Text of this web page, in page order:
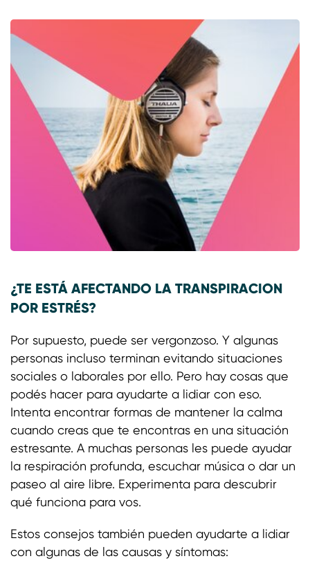
¿TE ESTÁ AFECTANDO LA TRANSPIRACION
POR ESTRÉS?
Por supuesto, puede ser vergonzoso. Y algunas
personas incluso terminan evitando situaciones
sociales o laborales por ello. Pero hay cosas que
podés hacer para ayudarte a lidiar con eso.
Intenta encontrar formas de mantener la calma
cuando creas que te encontras en una situación
estresante. A muchas personas les puede ayudar
la respiración profunda, escuchar música o dar un
paseo al aire libre. Experimenta para descubrir
qué funciona para vos.
Estos consejos también pueden ayudarte a lidiar
con algunas de las causas y síntomas: